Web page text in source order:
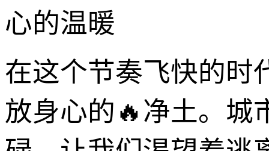
心的温暖
在这个节奏飞快的时
放身心的🔥净土。城